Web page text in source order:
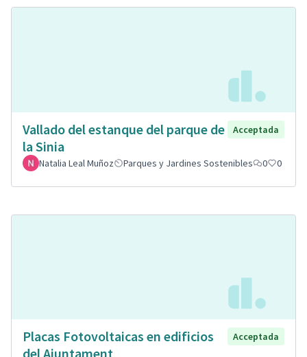
Vallado del estanque del parque de
la Sinia
Acceptada
Natalia Leal Muñoz Parques y Jardines Sostenibles 0 0
Placas Fotovoltaicas en edificios
del Ajuntament
Acceptada